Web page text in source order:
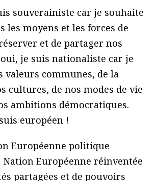
souverainiste car je souhaite
les moyens et les forces de
et de partager nos
je suis nationaliste car je
valeurs communes, de la
cultures, de nos modes de vie
ambitions démocratiques.
européen !
Européenne politique
Européenne réinventée
partagées et de pouvoirs